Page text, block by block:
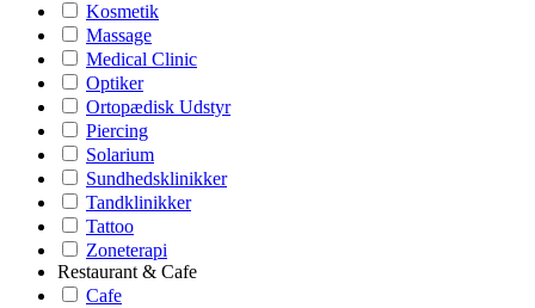
Kosmetik
Massage
Medical Clinic
Optiker
Ortopædisk Udstyr
Piercing
Solarium
Sundhedsklinikker
Tandklinikker
Tattoo
Zoneterapi
Restaurant & Cafe
Cafe